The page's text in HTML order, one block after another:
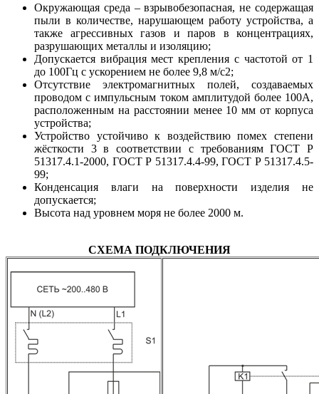
Окружающая среда – взрывобезопасная, не содержащая
пыли в количестве, нарушающем работу устройства, а
также агрессивных газов и паров в концентрациях,
разрушающих металлы и изоляцию;
Допускается вибрация мест крепления с частотой от 1
до 100Гц с ускорением не более 9,8 м/с2;
Отсутствие электромагнитных полей, создаваемых
проводом с импульсным током амплитудой более 100А,
расположенным на расстоянии менее 10 мм от корпуса
устройства;
Устройство устойчиво к воздействию помех степени
жёсткости 3 в соответствии с требованиям ГОСТ Р
51317.4.1-2000, ГОСТ Р 51317.4.4-99, ГОСТ Р 51317.4.5-
99;
Конденсация влаги на поверхности изделия не
допускается;
Высота над уровнем моря не более 2000 м.
СХЕМА ПОДКЛЮЧЕНИЯ